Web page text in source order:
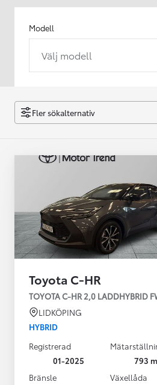
Från 238 900 kr
Easy Billån
GR Yaris
BENSIN
Från 599 900 kr
Modell
Välj modell
Fler sökalternativ
Toyota C-HR
TOYOTA C-HR 2,0 LADDHYBRID
LIDKÖPING
HYBRID
Registrerad
01-2025
793
Bränsle
Växellåda